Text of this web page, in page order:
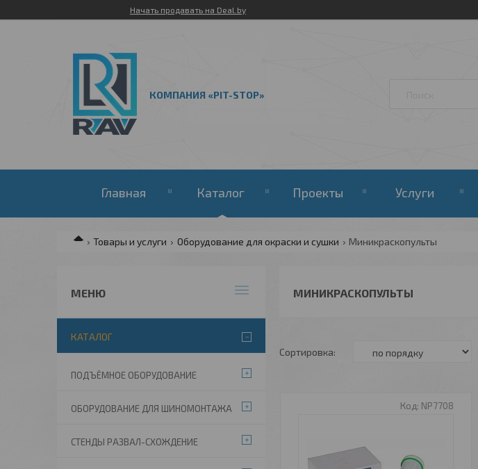
Начать продавать на Deal.by
КОМПАНИЯ «PIT-STOP»
Главная Каталог Проекты Услуги
Товары и услуги Оборудование для окраски и сушки Миникраскопульты
МИНИКРАСКОПУЛЬТЫ
NP7708
КАТАЛОГ
ПОДЪЁМНОЕ ОБОРУДОВАНИЕ
ОБОРУДОВАНИЕ ДЛЯ ШИНОМОНТАЖА
СТЕНДЫ РАЗВАЛ-СХОЖДЕНИЕ